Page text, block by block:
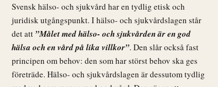
Svensk hälso- och sjukvård har en tydlig etisk och
juridisk utgångspunkt. I hälso- och sjukvårdslagen står
det att ”Målet med hälso- och sjukvården är en god
hälsa och en vård på lika villkor”. Den slår också fast
principen om behov: den som har störst behov ska ges
företräde. Hälso- och sjukvårdslagen är dessutom tydlig